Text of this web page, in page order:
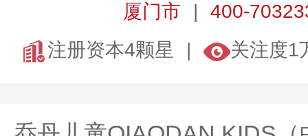
厦门市
400-
注册资本4颗星
关注度1